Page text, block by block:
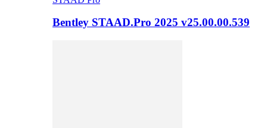
Bentley STAAD.Pro 2025 v25.00.00.539